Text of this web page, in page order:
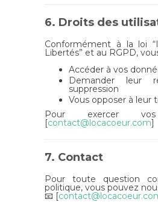
6. Droits des
Conformément à la loi
Libertés” et au RGPD,
Accéder à vos
Demander leur
suppression
Vous opposer à leur
Pour exercer
[contact@locacoeur.com]
7. Contact
Pour toute question
politique, vous pouvez
📧 [